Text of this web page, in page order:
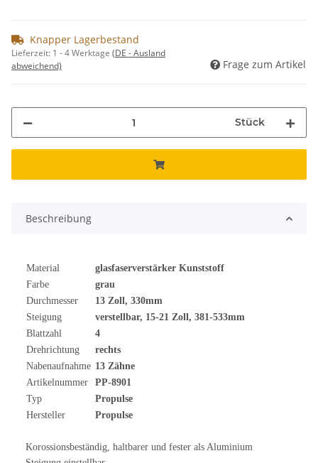
Knapper Lagerbestand
Lieferzeit: 1 - 4 Werktage (DE - Ausland
abweichend)
Frage zum Artikel
Stück
Beschreibung
Material
glasfaserverstärker Kunststoff
Farbe
grau
Durchmesser
13 Zoll, 330mm
Steigung
verstellbar, 15-21 Zoll, 381-533mm
Blattzahl
4
Drehrichtung
rechts
Nabenaufnahme 13 Zähne
Artikelnummer
PP-8901
Typ
Propulse
Hersteller
Propulse
Korossionsbeständig, haltbarer und fester als Aluminium